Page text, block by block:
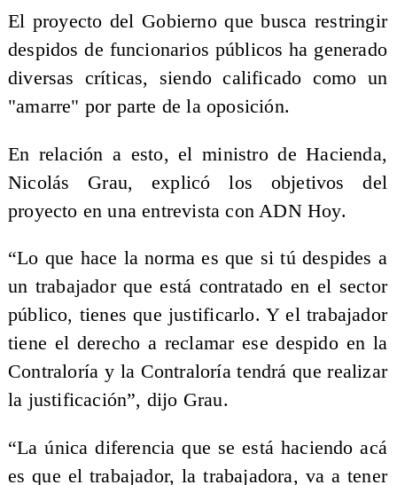
El proyecto del Gobierno que busca restringir
despidos de funcionarios públicos ha generado
diversas críticas, siendo calificado como un
"amarre" por parte de la oposición.
En relación a esto, el ministro de Hacienda,
Nicolás Grau, explicó los objetivos del
proyecto en una entrevista con ADN Hoy.
“Lo que hace la norma es que si tú despides a
un trabajador que está contratado en el sector
público, tienes que justificarlo. Y el trabajador
tiene el derecho a reclamar ese despido en la
Contraloría y la Contraloría tendrá que realizar
la justificación”, dijo Grau.
“La única diferencia que se está haciendo acá
es que el trabajador, la trabajadora, va a tener